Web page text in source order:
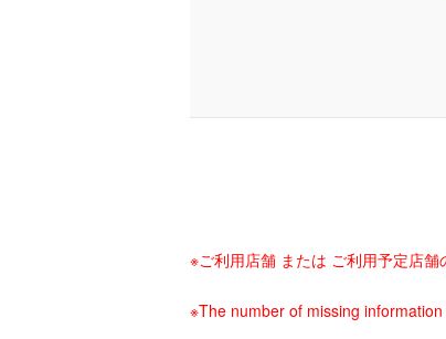
※ご利用店舗 または ご利用予定店舗
※The number of missing